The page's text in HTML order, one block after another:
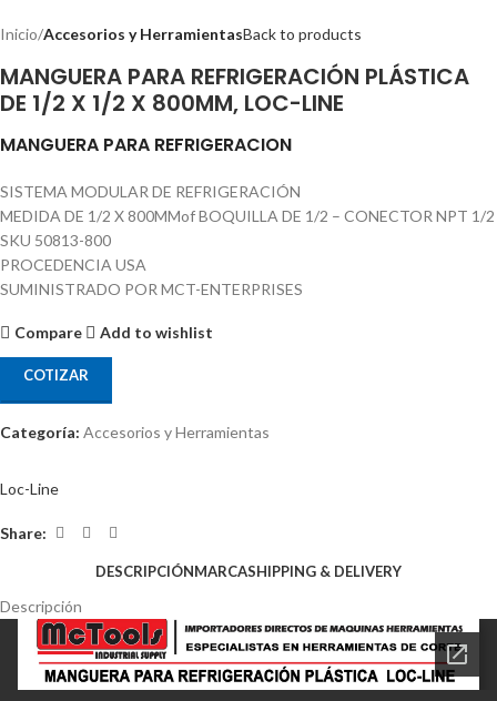
Inicio Accesorios y HerramientasBack to products
MANGUERA PARA REFRIGERACIÓN PLÁSTICA
DE 1/2 X 1/2 X 800MM, LOC-LINE
MANGUERA PARA REFRIGERACION
SISTEMA MODULAR DE REFRIGERACIÓN
MEDIDA DE 1/2 X 800MMof BOQUILLA DE 1/2 – CONECTOR NPT 1/2
SKU 50813-800
PROCEDENCIA USA
SUMINISTRADO POR MCT-ENTERPRISES
Compare Add to wishlist
COTIZAR
Categoría: Accesorios y Herramientas
Loc-Line
Share:
DESCRIPCIÓNMARCASHIPPING & DELIVERY
Descripción